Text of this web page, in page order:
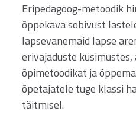
Eripedagoog-metoodik
õppekava sobivust
lapsevanemaid lapse
erivajaduste
õpimetoodikat ja
õpetajatele tuge klassi
täitmisel.